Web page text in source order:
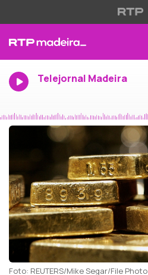
Telejornal Madeira
Foto: REUTERS/Mike Segar/File Photo